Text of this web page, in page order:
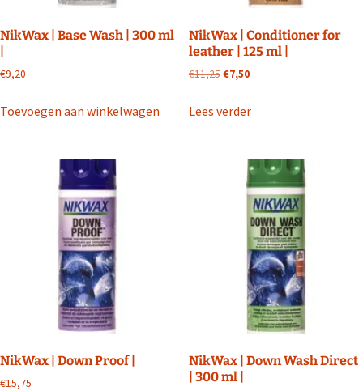
NikWax | Base Wash | 300 ml
€9,20
Toevoegen aan winkelwagen
NikWax | Conditioner for
leather | 125 ml |
€11,25Oorspronkelijke
was:
€7,50Huidige
Lees verder
NikWax | Down Proof |
€15,75
NikWax | Down Wash Direct
| 300 ml |